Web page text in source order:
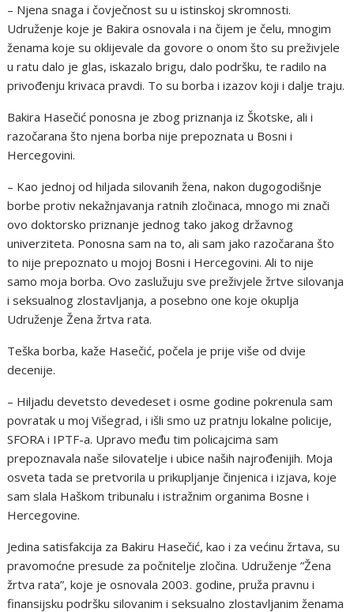
– Njena snaga i čovječnost su u istinskoj skromnosti.
Udruženje koje je Bakira osnovala i na čijem je čelu, mnogim
ženama koje su oklijevale da govore o onom što su preživjele
u ratu dalo je glas, iskazalo brigu, dalo podršku, te radilo na
privođenju krivaca pravdi. To su borba i izazov koji i dalje traju.
Bakira Hasečić ponosna je zbog priznanja iz Škotske, ali i
razočarana što njena borba nije prepoznata u Bosni i
Hercegovini.
– Kao jednoj od hiljada silovanih žena, nakon dugogodišnje
borbe protiv nekažnjavanja ratnih zločinaca, mnogo mi znači
ovo doktorsko priznanje jednog tako jakog državnog
univerziteta. Ponosna sam na to, ali sam jako razočarana što
to nije prepoznato u mojoj Bosni i Hercegovini. Ali to nije
samo moja borba. Ovo zaslužuju sve preživjele žrtve silovanja
i seksualnog zlostavljanja, a posebno one koje okuplja
Udruženje Žena žrtva rata.
Teška borba, kaže Hasečić, počela je prije više od dvije
decenije.
– Hiljadu devetsto devedeset i osme godine pokrenula sam
povratak u moj Višegrad, i išli smo uz pratnju lokalne policije,
SFORA i IPTF-a. Upravo među tim policajcima sam
prepoznavala naše silovatelje i ubice naših najrođenijih. Moja
osveta tada se pretvorila u prikupljanje činjenica i izjava, koje
sam slala Haškom tribunalu i istražnim organima Bosne i
Hercegovine.
Jedina satisfakcija za Bakiru Hasečić, kao i za većinu žrtava, su
pravomoćne presude za počnitelje zločina. Udruženje ”Žena
žrtva rata”, koje je osnovala 2003. godine, pruža pravnu i
finansijsku podršku silovanim i seksualno zlostavljanim ženama